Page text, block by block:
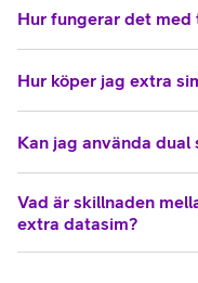
Hur fungerar det med
Hur köper jag extra
Kan jag använda dual
Vad är skillnaden
extra datasim?